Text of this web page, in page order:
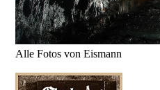
Alle Fotos von Eismann